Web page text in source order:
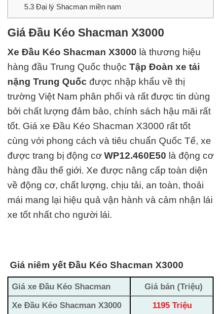
5.3Đại lý Shacman miền nam
Giá Đầu Kéo Shacman X3000
Xe Đầu Kéo Shacman X3000 là thương hiệu
hàng đầu Trung Quốc thuộc Tập Đoàn xe tải
nặng Trung Quốc được nhập khẩu về thị
trường Việt Nam phân phối và rất được tin dùng
bởi chất lượng đảm bảo, chính sách hậu mãi rất
tốt. Giá xe Đầu Kéo Shacman X3000 rất tốt
cùng với phong cách và tiêu chuẩn Quốc Tế, xe
được trang bị động cơ WP12.460E50 là động cơ
hàng đầu thế giới. Xe được nâng cấp toàn diện
về động cơ, chất lượng, chịu tải, an toàn, thoải
mái mang lại hiệu quả vận hành và cảm nhận lái
xe tốt nhất cho người lái.
Giá niêm yết Đầu Kéo Shacman X3000
Giá xe Đầu Kéo Shacman
Giá bán (Triệu)
Xe Đầu Kéo Shacman X3000
1195 Triệu